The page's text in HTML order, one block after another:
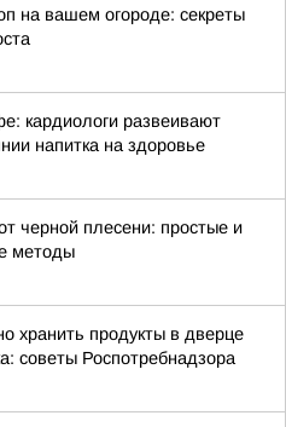
на вашем огороде: секреты
кардиологи развеивают
напитка на здоровье
черной плесени: простые и
методы
хранить продукты в дверце
советы Роспотребнадзора